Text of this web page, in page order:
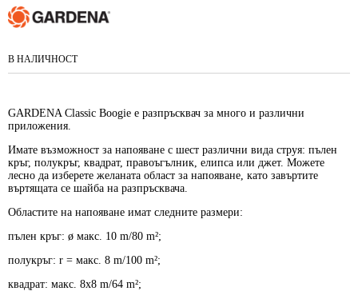
В НАЛИЧНОСТ
GARDENA Classic Boogie е разпръсквач за много и различни
приложения.
Имате възможност за напояване с шест различни вида струя: пълен
кръг, полукръг, квадрат, правоъгълник, елипса или джет. Можете
лесно да изберете желаната област за напояване, като завъртите
въртящата се шайба на разпръсквача.
Областите на напояване имат следните размери:
пълен кръг: ø макс. 10 m/80 m²;
полукръг: r = макс. 8 m/100 m²;
квадрат: макс. 8x8 m/64 m²;